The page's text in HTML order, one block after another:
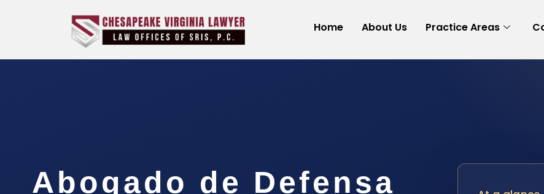
Home About Us Practice Areas
Abogado de Defensa